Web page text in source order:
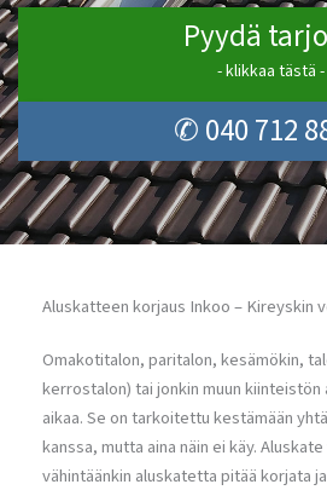
Pyydä
- klikkaa tästä -
✆ 040 712
Aluskatteen korjaus Inkoo – Kireyskin
Omakotitalon, paritalon, kesämökin,
kerrostalon) tai jonkin muun kiinteistön
aikaa. Se on tarkoitettu kestämään
kanssa, mutta aina näin ei käy.
vähintäänkin aluskatetta pitää korjata